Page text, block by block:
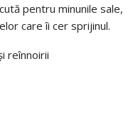
pentru minunile sale,
care îi cer sprijinul.
reînnoirii